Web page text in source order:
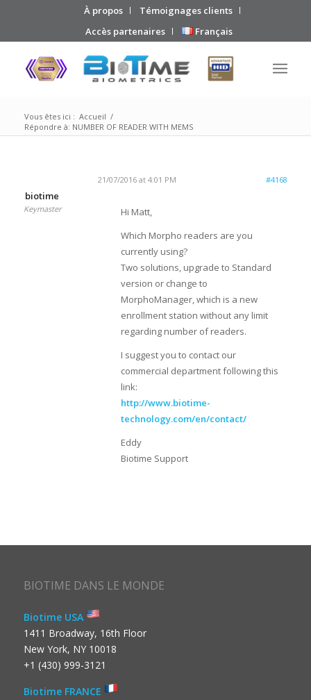
À propos
Témoignages clients
Accès partenaires
Français
Vous êtes ici : Accueil /
Répondre à: NUMBER OF READER WITH MEMS
21/07/2016 at 4:01 PM #4168
biotime
Keymaster
Hi Matt,
Which Morpho readers are you
currently using?
Two solutions, upgrade to Standard
version or change to
MorphoManager, which is a new
enrollment station without any limit
regarding number of readers.
I suggest you to contact our
commercial department following this
link:
http://www.biotime-
technology.com/en/contact/
Eddy
Biotime Support
BIOTIME DANS LE MONDE
Biotime USA
1411 Broadway, 16th Floor
New York, NY 10018
+1 (430) 999-3121
Biotime FRANCE